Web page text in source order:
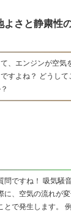
よさと静粛性
、エンジンが空気
すよね？ どうして
問ですね！ 吸気騒
に、空気の流れが
とで発生します。